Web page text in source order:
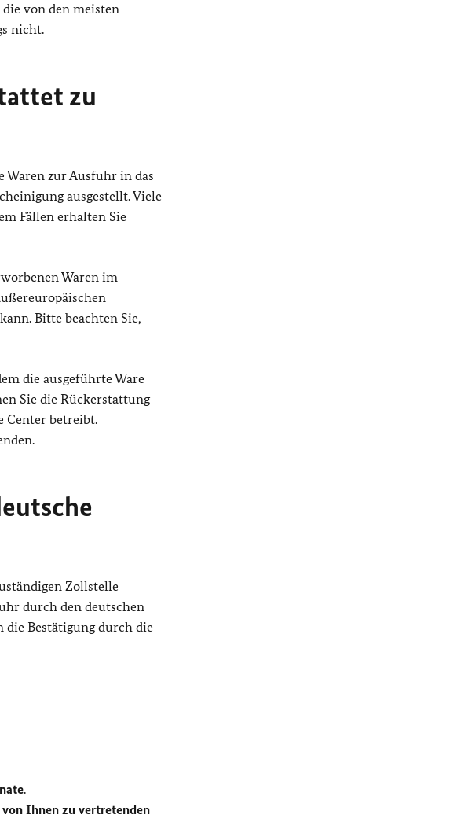
von den meisten
nicht.
zu
Waren zur Ausfuhr in das
ausgestellt. Viele
Fällen erhalten Sie
Waren im
Bitte beachten Sie,
die ausgeführte Ware
Sie die Rückerstattung
Center betreibt.
Zollstelle
durch den deutschen
Bestätigung durch die
.
Ihnen zu vertretenden